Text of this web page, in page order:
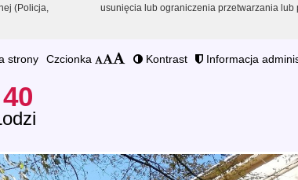
(Policja,
usunięcia lub ograniczenia przetwarzania lub
strony Czcionka Kontrast Informacja